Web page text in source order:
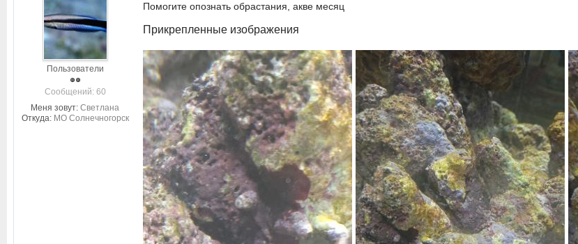
Пользователи
Cообщений: 60
Меня зовут: Светлана
Откуда: МО Солнечногорск
Помогите опознать обрастания, акве месяц
Прикрепленные изображения